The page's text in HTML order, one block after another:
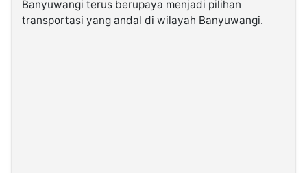
Banyuwangi terus berupaya menjadi pilihan
transportasi yang andal di wilayah Banyuwangi.